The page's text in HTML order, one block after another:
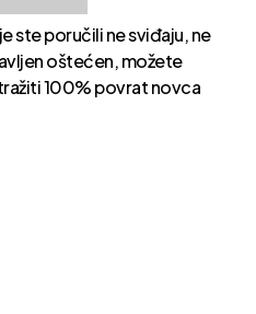
ste poručili ne sviđaju, ne
oštećen, možete
100% povrat novca